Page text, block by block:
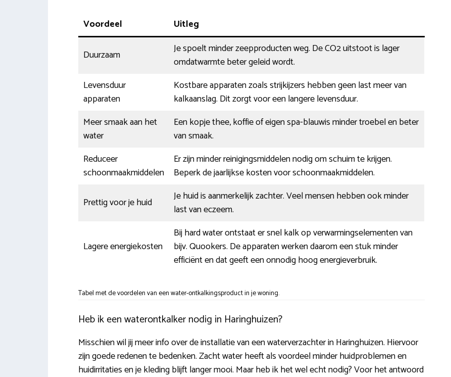
Voordeel Uitleg
Duurzaam
Je spoelt minder zeepproducten weg. De CO2 uitstoot is lager
omdatwarmte beter geleid wordt.
Levensduur
apparaten
Kostbare apparaten zoals strijkijzers hebben geen last meer van
kalkaanslag. Dit zorgt voor een langere levensduur.
Meer smaak aan het
water
Een kopje thee, koffie of eigen spa-blauwis minder troebel en beter
van smaak.
Reduceer
schoonmaakmiddelen
Er zijn minder reinigingsmiddelen nodig om schuim te krijgen.
Beperk de jaarlijkse kosten voor schoonmaakmiddelen.
Prettig voor je huid
Je huid is aanmerkelijk zachter. Veel mensen hebben ook minder
last van eczeem.
Lagere energiekosten
Bij hard water ontstaat er snel kalk op verwarmingselementen van
bijv. Quookers. De apparaten werken daarom een stuk minder
efficiënt en dat geeft een onnodig hoog energieverbruik.
Tabel met de voordelen van een water-ontkalkingsproduct in je woning.
Heb ik een waterontkalker nodig in Haringhuizen?
Misschien wil jij meer info over de installatie van een waterverzachter in Haringhuizen. Hiervoor
zijn goede redenen te bedenken. Zacht water heeft als voordeel minder huidproblemen en
huidirritaties en je kleding blijft langer mooi. Maar heb ik het wel echt nodig? Voor het antwoord